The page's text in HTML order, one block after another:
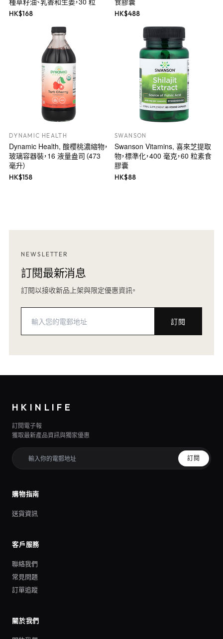
HK$168 HK$488
DYNAMIC HEALTH
Dynamic Health, 酸櫻桃濃縮物，
玻璃容器裝，16 液量盎司（473
毫升）
HK$158
SWANSON
Swanson Vitamins, 喜來芝提取
物，標準化，400 毫克，60 粒素食
膠囊
HK$88
NEWSLETTER
訂閱最新消息
訂閱以接收新品上架與限定優惠資訊。
訂閱
HKINLIFE
訂閱電子報
獲取最新產品資訊與獨家優惠
訂閱
購物指南
送貨資訊
客戶服務
聯絡我們
常見問題
訂單追蹤
關於我們